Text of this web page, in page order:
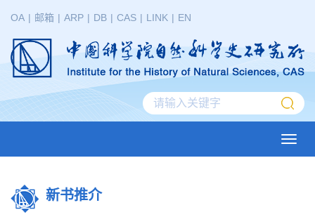
OA | 邮箱 | ARP | DB | CAS | LINK | EN
新书推介